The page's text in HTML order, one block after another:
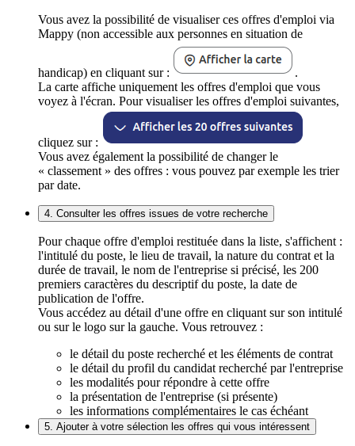
Vous avez la possibilité de visualiser ces offres d'emploi via
Mappy (non accessible aux personnes en situation de
handicap) en cliquant sur :
.
La carte affiche uniquement les offres d'emploi que vous
voyez à l'écran. Pour visualiser les offres d'emploi suivantes,
cliquez sur :
Vous avez également la possibilité de changer le
« classement » des offres : vous pouvez par exemple les trier
par date.
4. Consulter les offres issues de votre recherche
Pour chaque offre d'emploi restituée dans la liste, s'affichent :
l'intitulé du poste, le lieu de travail, la nature du contrat et la
durée de travail, le nom de l'entreprise si précisé, les 200
premiers caractères du descriptif du poste, la date de
publication de l'offre.
Vous accédez au détail d'une offre en cliquant sur son intitulé
ou sur le logo sur la gauche. Vous retrouvez :
le détail du poste recherché et les éléments de contrat
le détail du profil du candidat recherché par l'entreprise
les modalités pour répondre à cette offre
la présentation de l'entreprise (si présente)
les informations complémentaires le cas échéant
5. Ajouter à votre sélection les offres qui vous intéressent